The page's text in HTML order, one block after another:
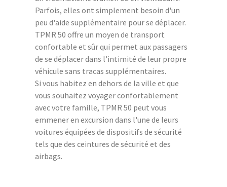
Parfois, elles ont simplement besoin d'un
peu d'aide supplémentaire pour se déplacer.
TPMR 50 offre un moyen de transport
confortable et sûr qui permet aux passagers
de se déplacer dans l'intimité de leur propre
véhicule sans tracas supplémentaires.
Si vous habitez en dehors de la ville et que
vous souhaitez voyager confortablement
avec votre famille, TPMR 50 peut vous
emmener en excursion dans l'une de leurs
voitures équipées de dispositifs de sécurité
tels que des ceintures de sécurité et des
airbags.